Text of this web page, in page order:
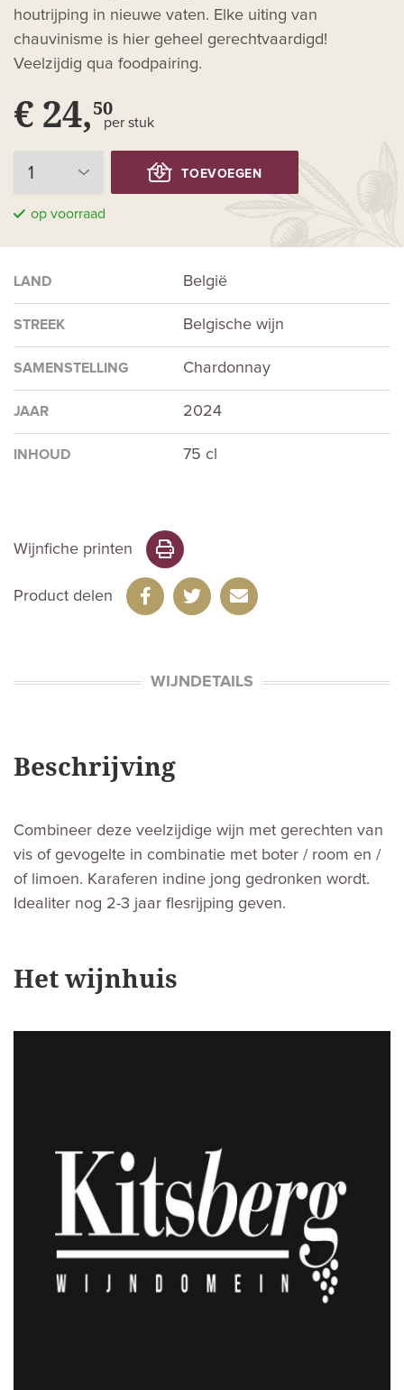
houtrijping in nieuwe vaten. Elke uiting van
chauvinisme is hier geheel gerechtvaardigd!
Veelzijdig qua foodpairing.
€ 24,50
per stuk
TOEVOEGEN
op voorraad
LAND België
STREEK Belgische wijn
SAMENSTELLING Chardonnay
JAAR 2024
INHOUD 75 cl
Wijnfiche printen
Product delen
WIJNDETAILS
Beschrijving
Combineer deze veelzijdige wijn met gerechten van
vis of gevogelte in combinatie met boter / room en /
of limoen. Karaferen indine jong gedronken wordt.
Idealiter nog 2-3 jaar flesrijping geven.
Het wijnhuis